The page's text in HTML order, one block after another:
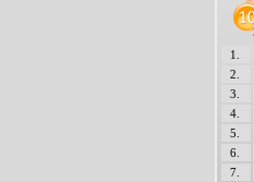
1.
2.
3.
4.
5.
6.
7.